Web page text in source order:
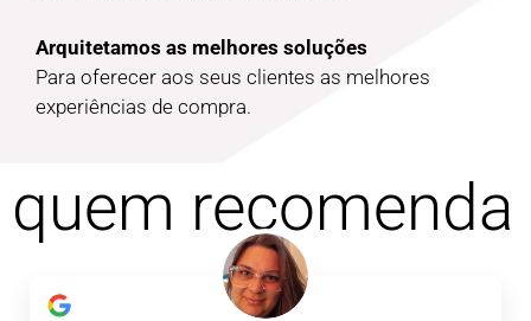
Arquitetamos as melhores soluções
Para oferecer aos seus clientes as melhores
experiências de compra.
quem recomenda